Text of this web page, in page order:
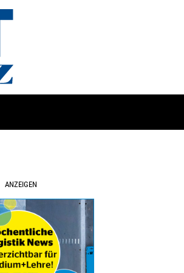
ANZEIGEN